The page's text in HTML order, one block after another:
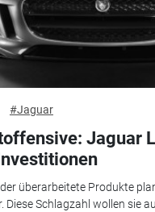
#Jaguar
Jaguar
überarbeitete Produkte
Diese Schlagzahl wollen sie